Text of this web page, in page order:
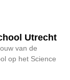
Utrecht
van de
op het Science